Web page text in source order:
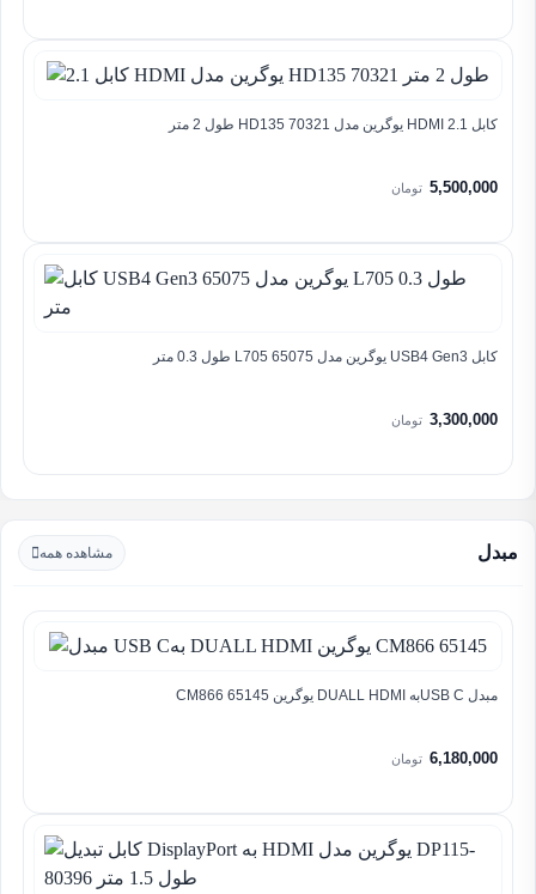
کابل 2.1 HDMI یوگرین مدل HD135 70321 طول 2 متر
5,500,000 تومان
کابل USB4 Gen3 یوگرین مدل 65075 L705 طول 0.3 متر
3,300,000 تومان
مبدل مشاهده همه
مبدل USB Cبه DUALL HDMI یوگرین CM866 65145
6,180,000 تومان